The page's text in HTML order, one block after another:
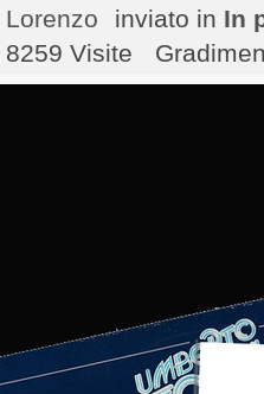
Lorenzo inviato in In
8259 Visite